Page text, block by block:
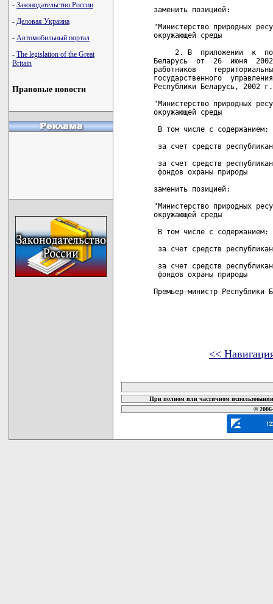
- Законодательство России
- Деловая Украина
- Автомобильный портал
- The legislation of the Great
Britain
Правовые новости
заменить позицией:
"Министерство природных
окружающей среды
2. В  приложении  к
Беларусь  от  26  июня
работников
государственного
Республики Беларусь,
"Министерство природных
окружающей среды
В том числе с содержанием:
за счет средств
за счет средств
фондов охраны
заменить позицией:
"Министерство природных
окружающей среды
В том числе с содержанием:
за счет средств
за счет средств
фондов охраны
Премьер-министр
<<
При полном или частичном
©